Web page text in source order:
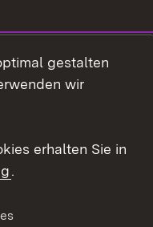
gestalten
wir
erhalten Sie in
.